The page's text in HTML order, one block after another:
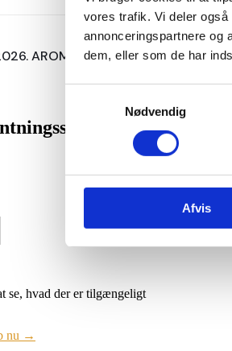
vores trafik. Vi deler
annonceringspartnere og
dem, eller som de har
Nødvendig
Afvis
AROMEO All Rights Reserved.
se, hvad der er tilgængeligt
nu →